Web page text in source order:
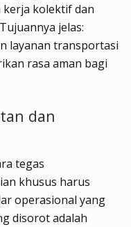
kolektif dan
jelas:
layanan transportasi
rasa aman bagi
dan
tegas
khusus harus
operasional yang
disorot adalah